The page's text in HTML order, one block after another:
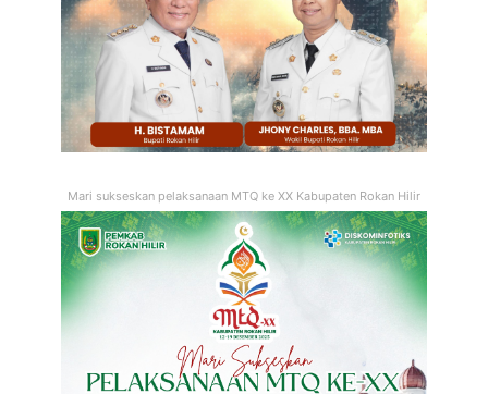
Mari sukseskan pelaksanaan MTQ ke XX Kabupaten Rokan Hilir